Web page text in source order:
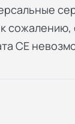
к
СЕ